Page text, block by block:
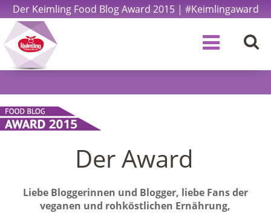
Der Keimling Food Blog Award 2015 | #Keimlingaward
Der Award
Liebe Bloggerinnen und Blogger, liebe Fans der
veganen und rohköstlichen Ernährung,